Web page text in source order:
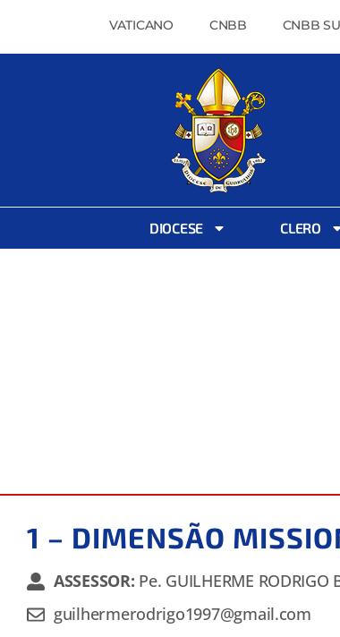
VATICANO CNBB CNBB
DIOCESE CLERO
1 – DIMENSÃO
ASSESSOR: Pe. GUILHERME RODRIGO
guilhermerodrigo1997@gmail.com